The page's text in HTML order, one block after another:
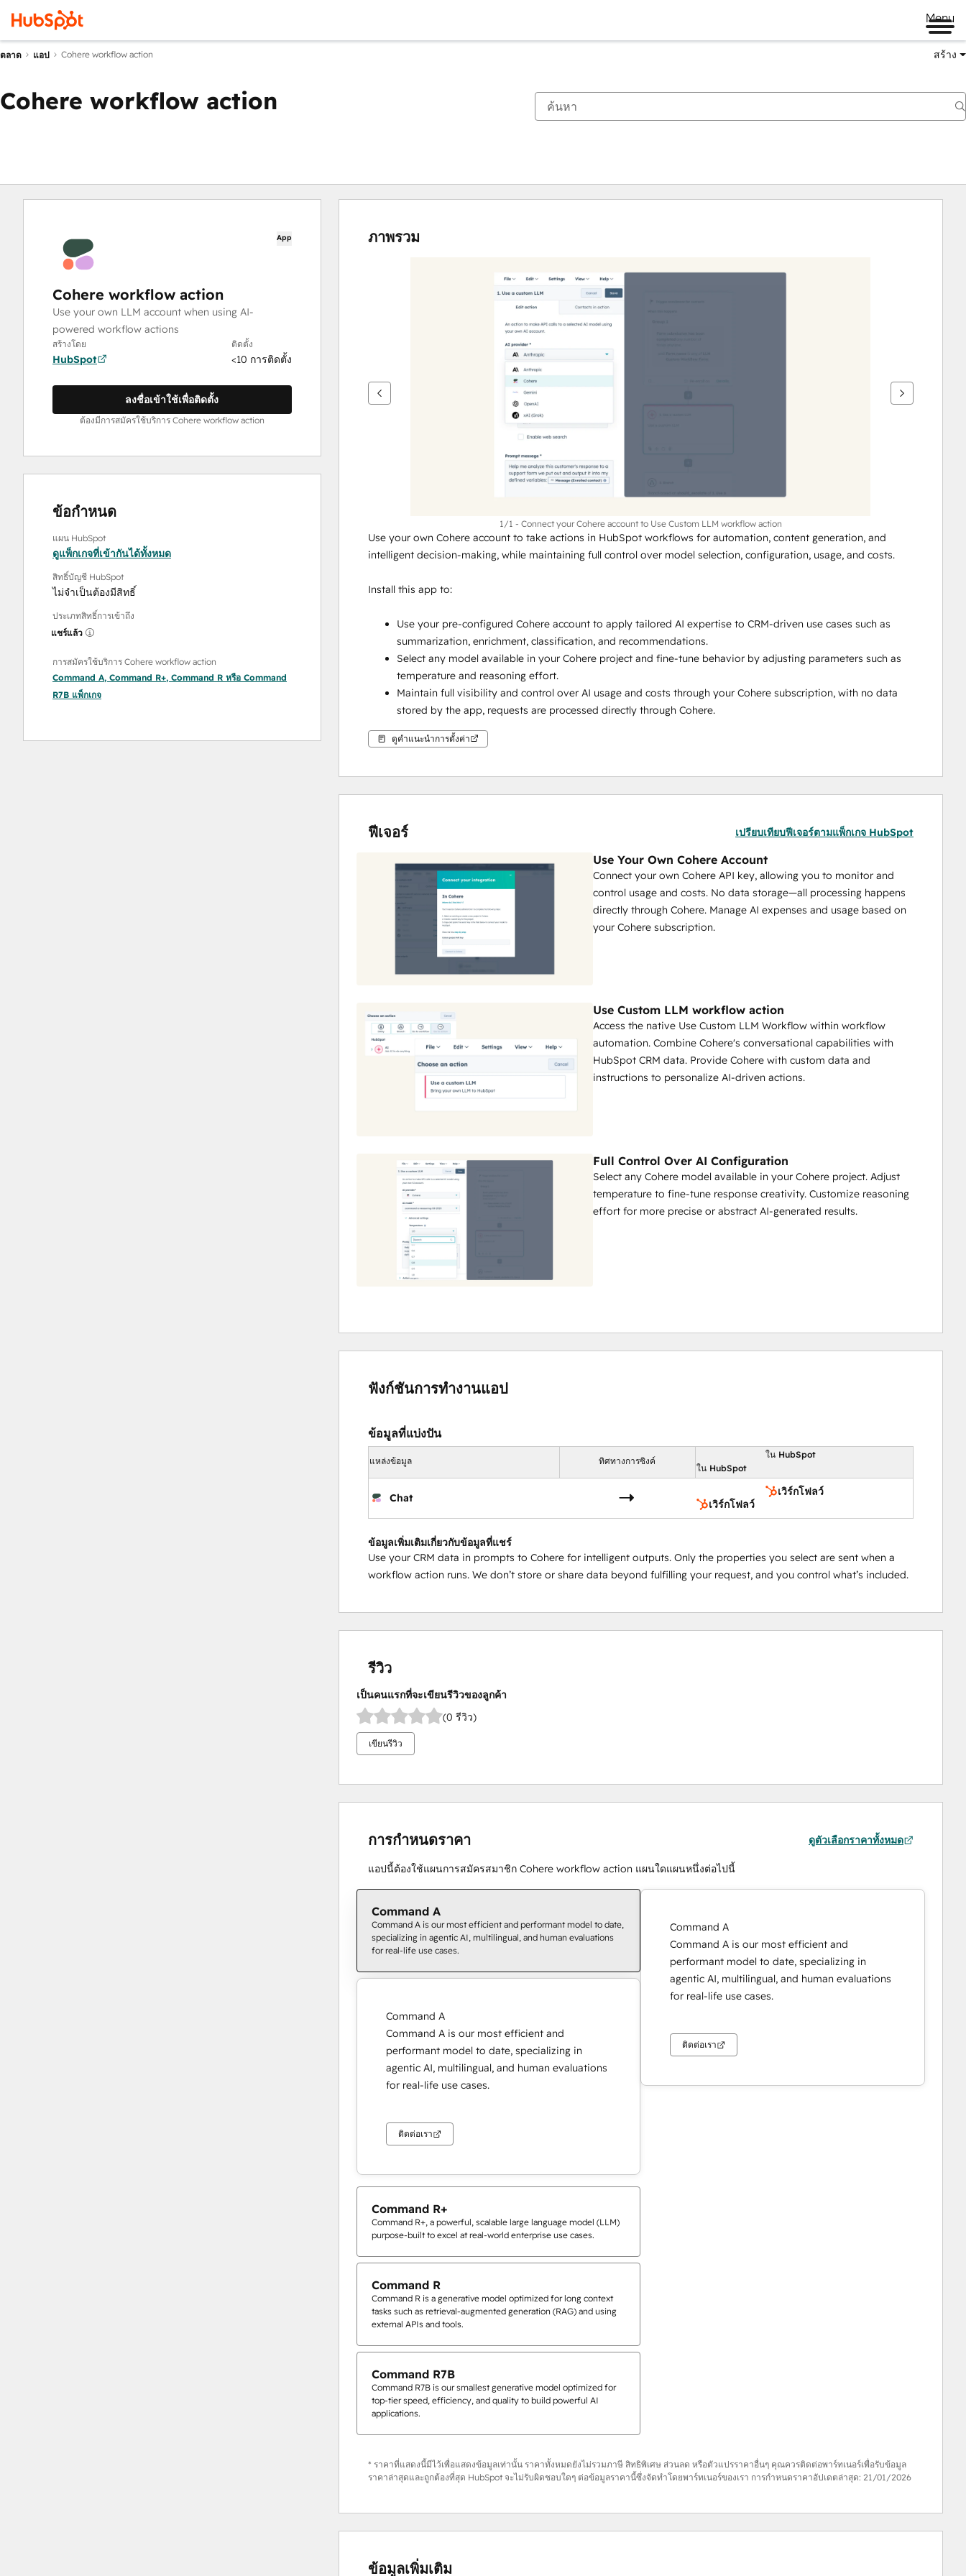
Menu
ตลาด แอป Cohere workflow action สร้าง
Cohere workflow action
App
Cohere workflow action
Use your own LLM account when using AI-
powered workflow actions
สร้างโดย
HubSpot
ติดตั้ง
<10 การติดตั้ง
ลงชื่อเข้าใช้เพื่อติดตั้ง
ต้องมีการสมัครใช้บริการ Cohere workflow action
ข้อกำหนด
แผน HubSpot
ดูแพ็กเกจที่เข้ากันได้ทั้งหมด
สิทธิ์บัญชี HubSpot
ไม่จำเป็นต้องมีสิทธิ์
ประเภทสิทธิ์การเข้าถึง
แชร์แล้ว
การสมัครใช้บริการ Cohere workflow action
Command A, Command R+, Command R หรือ Command
R7B แพ็กเกจ
ภาพรวม
กา
รอื่นๆ
1/1 - Connect your Cohere account to Use Custom LLM workflow action
Use your own Cohere account to take actions in HubSpot workflows for automation, content generation, and
intelligent decision-making, while maintaining full control over model selection, configuration, usage, and costs.
Install this app to:
Use your pre-configured Cohere account to apply tailored AI expertise to CRM-driven use cases such as
summarization, enrichment, classification, and recommendations.
Select any model available in your Cohere project and fine-tune behavior by adjusting parameters such as
temperature and reasoning effort.
Maintain full visibility and control over AI usage and costs through your Cohere subscription, with no data
stored by the app, requests are processed directly through Cohere.
ดูคำแนะนำการตั้งค่า
ฟีเจอร์ เปรียบเทียบฟีเจอร์ตามแพ็กเกจ HubSpot
Use Your Own Cohere Account
Connect your own Cohere API key, allowing you to monitor and
control usage and costs. No data storage—all processing happens
directly through Cohere. Manage AI expenses and usage based on
your Cohere subscription.
Use Custom LLM workflow action
Access the native Use Custom LLM Workflow within workflow
automation. Combine Cohere's conversational capabilities with
HubSpot CRM data. Provide Cohere with custom data and
instructions to personalize AI-driven actions.
Full Control Over AI Configuration
Select any Cohere model available in your Cohere project. Adjust
temperature to fine-tune response creativity. Customize reasoning
effort for more precise or abstract AI-generated results.
ฟังก์ชันการทำงานแอป
ข้อมูลที่แบ่งปัน
แหล่งข้อมูล ทิศทางการซิงค์
ใน HubSpot
ใน HubSpot
Chat
เวิร์กโฟลว์
เวิร์กโฟลว์
ข้อมูลเพิ่มเติมเกี่ยวกับข้อมูลที่แชร์
Use your CRM data in prompts to Cohere for intelligent outputs. Only the properties you select are sent when a
workflow action runs. We don’t store or share data beyond fulfilling your request, and you control what’s included.
รีวิว
เป็นคนแรกที่จะเขียนรีวิวของลูกค้า
(0 รีวิว)
เขียนรีวิว
การกำหนดราคา ดูตัวเลือกราคาทั้งหมด
แอปนี้ต้องใช้แผนการสมัครสมาชิก Cohere workflow action แผนใดแผนหนึ่งต่อไปนี้
Command A
Command A is our most efficient and performant model to date,
specializing in agentic AI, multilingual, and human evaluations
for real-life use cases.
Command A
Command A is our most efficient and
performant model to date, specializing in
agentic AI, multilingual, and human evaluations
for real-life use cases.
ติดต่อเรา
Command R+
Command R+, a powerful, scalable large language model (LLM)
purpose-built to excel at real-world enterprise use cases.
Command R
Command R is a generative model optimized for long context
tasks such as retrieval-augmented generation (RAG) and using
external APIs and tools.
Command R7B
Command R7B is our smallest generative model optimized for
top-tier speed, efficiency, and quality to build powerful AI
applications.
Command A
Command A is our most efficient and
performant model to date, specializing in
agentic AI, multilingual, and human evaluations
for real-life use cases.
ติดต่อเรา
* ราคาที่แสดงนี้มีไว้เพื่อแสดงข้อมูลเท่านั้น ราคาทั้งหมดยังไม่รวมภาษี สิทธิพิเศษ ส่วนลด หรือตัวแปรราคาอื่นๆ คุณควรติดต่อพาร์ทเนอร์เพื่อรับข้อมูล
ราคาล่าสุดและถูกต้องที่สุด HubSpot จะไม่รับผิดชอบใดๆ ต่อข้อมูลราคานี้ซึ่งจัดทำโดยพาร์ทเนอร์ของเรา การกำหนดราคาอัปเดตล่าสุด: 21/01/2026
ข้อมูลเพิ่มเติม